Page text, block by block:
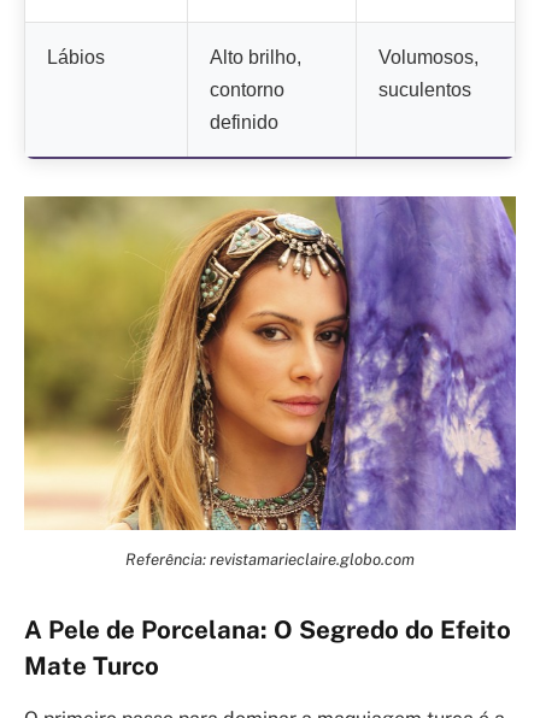
Lábios
Alto brilho,
contorno
definido
Volumosos,
suculentos
Referência: revistamarieclaire.globo.com
A Pele de Porcelana: O Segredo do Efeito
Mate Turco